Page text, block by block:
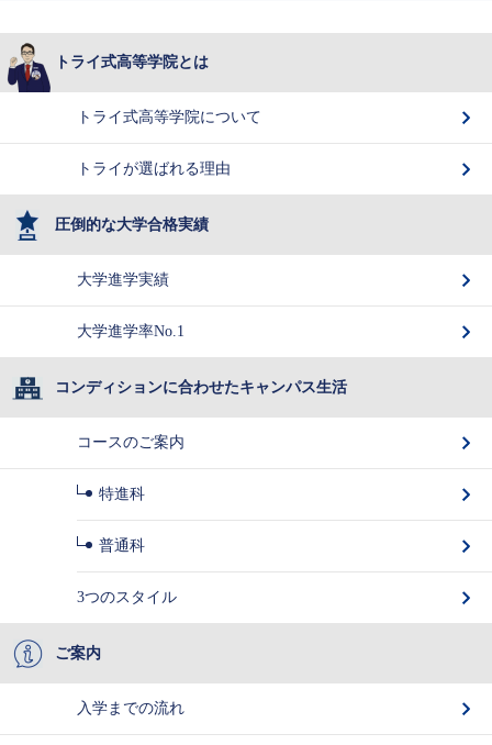
トライ式高等学院とは
トライ式高等学院について
トライが選ばれる理由
圧倒的な大学合格実績
大学進学実績
大学進学率No.1
コンディションに合わせたキャンパス生活
コースのご案内
特進科
普通科
3つのスタイル
ご案内
入学までの流れ